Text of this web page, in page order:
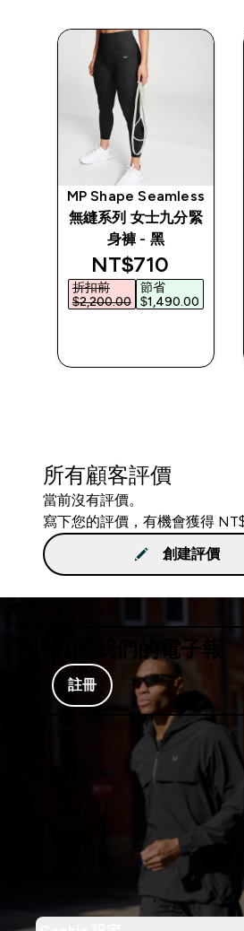
MP Shape Seamless
無縫系列 女士九分緊
身褲 - 黑
discounted price
NT$710‎
折扣前
$2,200.00‎
節省
$1,490.00‎
所有顧客評價
當前沒有評價。
寫下您的評價，有機會獲得
創建評價
訂閱我們的電子報
註冊